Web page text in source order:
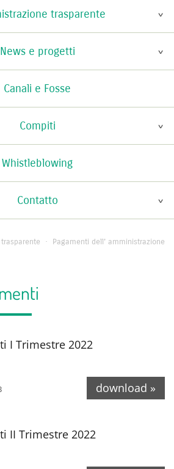
trasparente
News e progetti
Canali e Fosse
Compiti
Whistleblowing
Contatto
· Pagamenti dell' amministrazione
I Trimestre 2022
download »
II Trimestre 2022